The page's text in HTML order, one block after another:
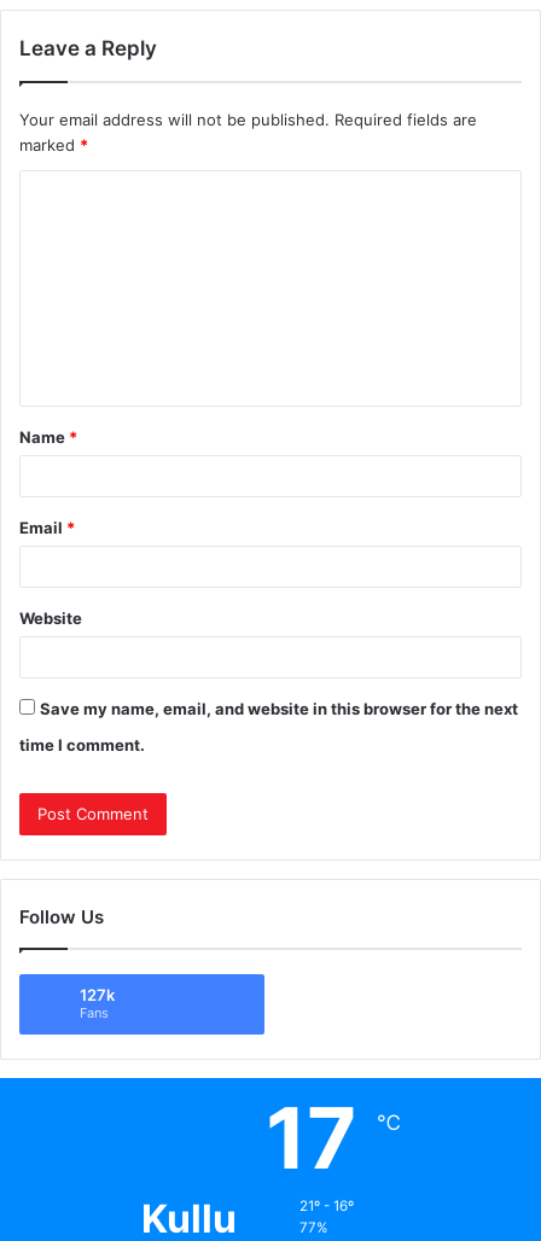
Leave a Reply
Your email address will not be published. Required fields are
marked *
Name *
Email *
Website
Save my name, email, and website in this browser for the next
time I comment.
Follow Us
127k
Fans
Kullu
17 ℃
21º - 16º
77%